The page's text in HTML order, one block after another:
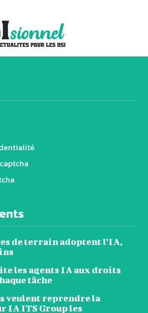
de terrain adoptent l’IA,
les agents IA aux droits
tâche
veulent reprendre la
IA ITS Group les